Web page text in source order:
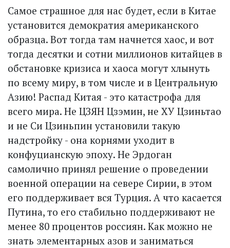
Самое страшное для нас будет, если в Китае
установится демократия американского
образца. Вот тогда там начнется хаос, и вот
тогда десятки и сотни миллионов китайцев в
обстановке кризиса и хаоса могут хлынуть
по всему миру, в том числе и в Центральную
Азию! Распад Китая - это катастрофа для
всего мира. Не ЦЗЯН Цзэмин, не ХУ Цзиньтао
и не Си Цзиньпин установили такую
надстройку - она корнями уходит в
конфуцианскую эпоху. Не Эрдоган
самолично принял решение о проведении
военной операции на севере Сирии, в этом
его поддерживает вся Турция. А что касается
Путина, то его стабильно поддерживают не
менее 80 процентов россиян. Как можно не
знать элементарных азов и заниматься